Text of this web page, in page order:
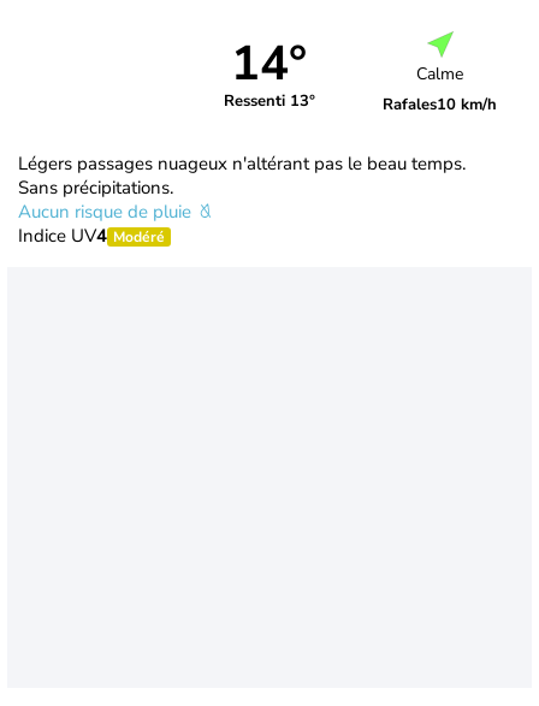
14°
Ressenti 13°
Calme
Rafales10 km/h
Légers passages nuageux n'altérant pas le beau temps.
Sans précipitations.
Aucun risque de pluie
Indice UV4 Modéré